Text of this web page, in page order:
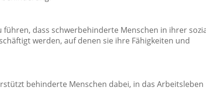
dass schwerbehinderte Menschen in ihrer
werden, auf denen sie ihre Fähigkeiten und
behinderte Menschen dabei, in das Arbeitsleben